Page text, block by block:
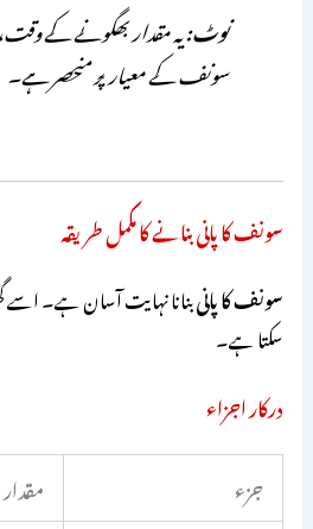
نوٹ:یہ مقدار بھگونے کے وقت،
سونف کے معیار پر منحصر ہے۔
سونف کا پانی بنانے کا مکمل طریقہ
سونف کا پانیبنانا نہایت آسان ہے۔ اسے
سکتا ہے۔
درکار اجزاء
جزء
مقدار